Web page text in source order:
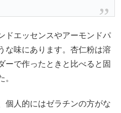
ドエッセンスやアーモンドパ
な味にあります。杏仁粉は溶
ーで作ったときと比べると固
。
個人的にはゼラチンの方がな